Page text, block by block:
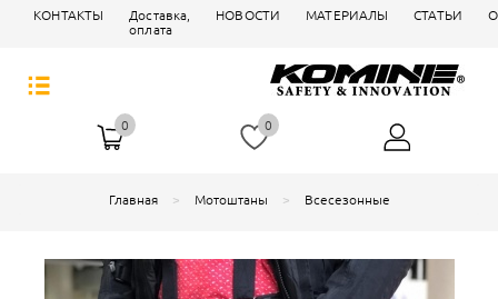
КОНТАКТЫ
Доставка,
оплата
НОВОСТИ МАТЕРИАЛЫ СТАТЬИ
0 0
Главная Мотоштаны Всесезонные